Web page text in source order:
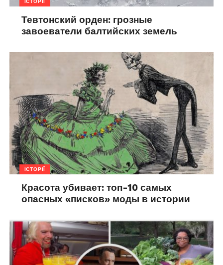
Тевтонский орден: грозные
завоеватели балтийских земель
ІСТОРІЇ
Красота убивает: топ-10 самых
опасных «писков» моды в истории